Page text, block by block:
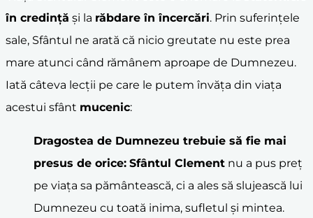
în credință și la răbdare în încercări. Prin suferințele
sale, Sfântul ne arată că nicio greutate nu este prea
mare atunci când rămânem aproape de Dumnezeu.
Iată câteva lecții pe care le putem învăța din viața
acestui sfânt mucenic:
Dragostea de Dumnezeu trebuie să fie mai
presus de orice: Sfântul Clement nu a pus preț
pe viața sa pământească, ci a ales să slujească lui
Dumnezeu cu toată inima, sufletul și mintea.